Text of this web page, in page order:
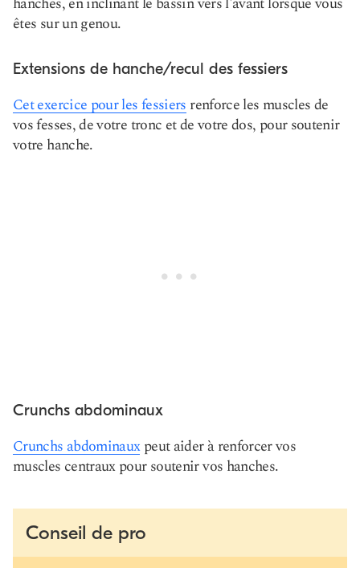
êtes sur un genou.
Extensions de hanche/recul des fessiers
Cet exercice pour les fessiers renforce les muscles de
vos fesses, de votre tronc et de votre dos, pour soutenir
votre hanche.
Crunchs abdominaux
Crunchs abdominauxpeut aider à renforcer vos
muscles centraux pour soutenir vos hanches.
Conseil de pro